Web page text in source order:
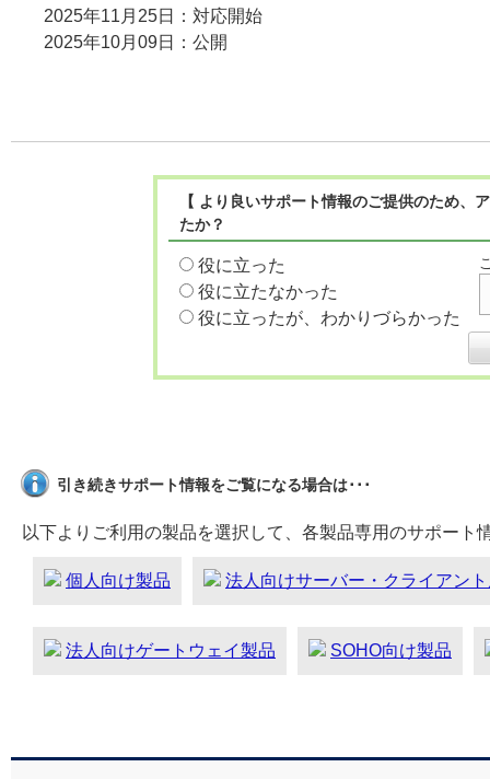
2025年11月25日：対応開始
2025年10月09日：公開
【 より良いサポート情報のご提供のため
たか？
役に立った
役に立たなかった
役に立ったが、わかりづらかった
引き続きサポート情報をご覧になる場合は･･･
以下よりご利用の製品を選択して、各製品専用のサポート
個人向け製品 法人向けサーバー・クライアン
法人向けゲートウェイ製品 SOHO向け製品